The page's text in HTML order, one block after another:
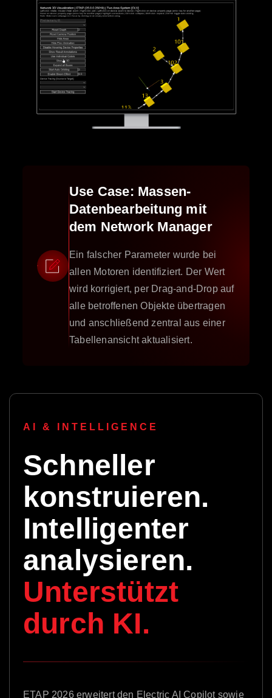
Use Case: Massen-
Datenbearbeitung mit
dem Network Manager
Ein falscher Parameter wurde bei
allen Motoren identifiziert. Der Wert
wird korrigiert, per Drag-and-Drop auf
alle betroffenen Objekte übertragen
und anschließend zentral aus einer
Tabellenansicht aktualisiert.
AI & INTELLIGENCE
Schneller
konstruieren.
Intelligenter
analysieren.
Unterstützt
durch KI.
ETAP 2026 erweitert den Electric AI Copilot sowie